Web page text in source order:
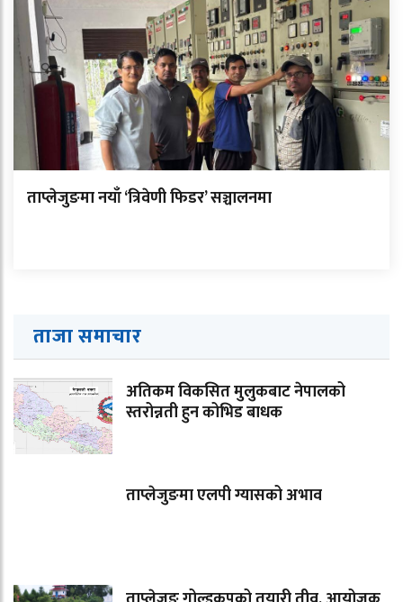
ताप्लेजुङमा नयाँ ‘त्रिवेणी फिडर’ सञ्चालनमा
ताजा समाचार
अतिकम विकसित मुलुकबाट नेपालको
स्तरोन्नती हुन कोभिड बाधक
ताप्लेजुङमा एलपी ग्यासको अभाव